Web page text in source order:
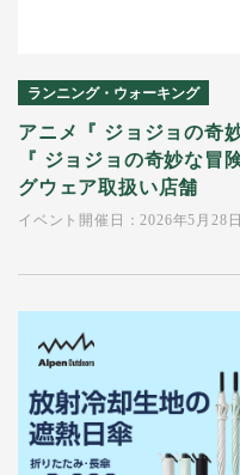
ランニング・ウォーキング
アニメ『 ジョジョの奇
『 ジョジョの奇妙な
グウェア取扱い店舗
イベント開催日：2026年5月28